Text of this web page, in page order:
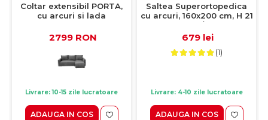
Coltar extensibil PORTA,
cu arcuri si lada
interschimbabil, gri,
238x150x90 cm
2799 RON
Livrare: 10-15 zile lucratoare
ADAUGA IN COS
Saltea Superortopedica
cu arcuri, 160x200 cm, H 21
cm, fata vara/fata iarna,
crem
679 lei
(1)
Livrare: 4-10 zile lucratoare
ADAUGA IN COS